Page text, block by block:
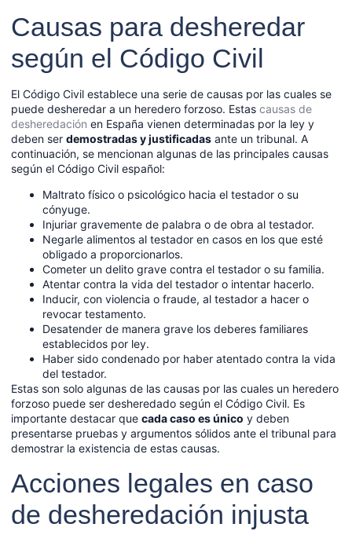
Causas para desheredar
según el Código Civil
El Código Civil establece una serie de causas por las cuales se
puede desheredar a un heredero forzoso. Estas causas de
desheredación en España vienen determinadas por la ley y
deben ser demostradas y justificadas ante un tribunal. A
continuación, se mencionan algunas de las principales causas
según el Código Civil español:
Maltrato físico o psicológico hacia el testador o su
cónyuge.
Injuriar gravemente de palabra o de obra al testador.
Negarle alimentos al testador en casos en los que esté
obligado a proporcionarlos.
Cometer un delito grave contra el testador o su familia.
Atentar contra la vida del testador o intentar hacerlo.
Inducir, con violencia o fraude, al testador a hacer o
revocar testamento.
Desatender de manera grave los deberes familiares
establecidos por ley.
Haber sido condenado por haber atentado contra la vida
del testador.
Estas son solo algunas de las causas por las cuales un heredero
forzoso puede ser desheredado según el Código Civil. Es
importante destacar que cada caso es único y deben
presentarse pruebas y argumentos sólidos ante el tribunal para
demostrar la existencia de estas causas.
Acciones legales en caso
de desheredación injusta